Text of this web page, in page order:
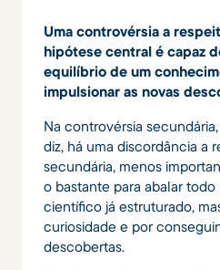
Uma controvérsia a
hipótese central é capaz
equilíbrio de um
impulsionar as novas
Na controvérsia
diz, há uma discordância a
secundária, menos
o bastante para abalar
científico já estruturado,
curiosidade e por
descobertas.